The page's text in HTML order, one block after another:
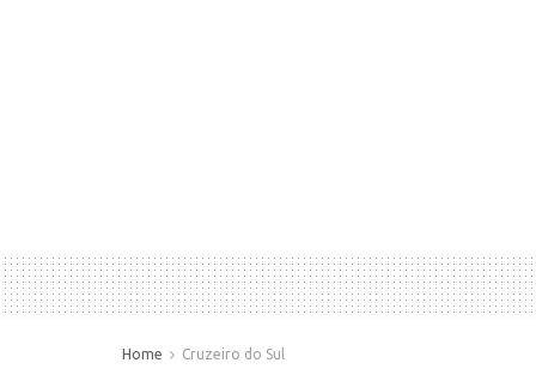
Home Cruzeiro do Sul